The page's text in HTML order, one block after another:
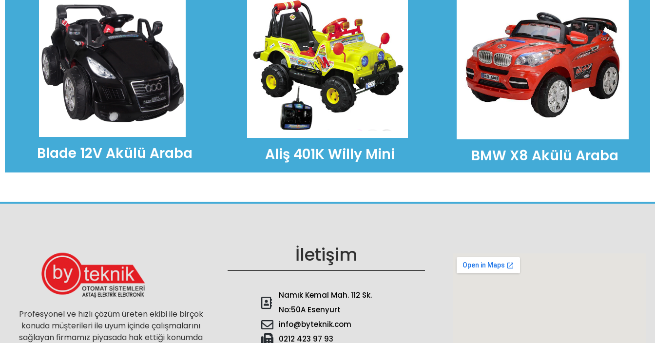
Blade 12V Akülü Araba Aliş 401K Willy Mini BMW X8 Akülü Araba
Profesyonel ve hızlı çözüm üreten ekibi ile birçok
konuda müşterileri ile uyum içinde çalışmalarını
sağlayan firmamız piyasada hak ettiği konumda
İletişim
Namık Kemal Mah. 112 Sk.
No:50A Esenyurt
info@byteknik.com
0212 423 97 93